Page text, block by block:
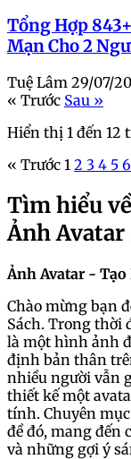
Tổng Hợp
Mạn Cho 2
Tuệ Lâm 29/07/
« Trước Sau »
Hiển thị 1 đến 12
« Trước 1 2 3 4 5 6
Tìm hiểu
Ảnh Avatar
Ảnh Avatar - Tạo
Chào mừng bạn
Sách. Trong thời
là một hình ảnh
định bản thân
nhiều người vẫn
thiết kế một
tính. Chuyên
đề đó, mang đến
và những gợi ý